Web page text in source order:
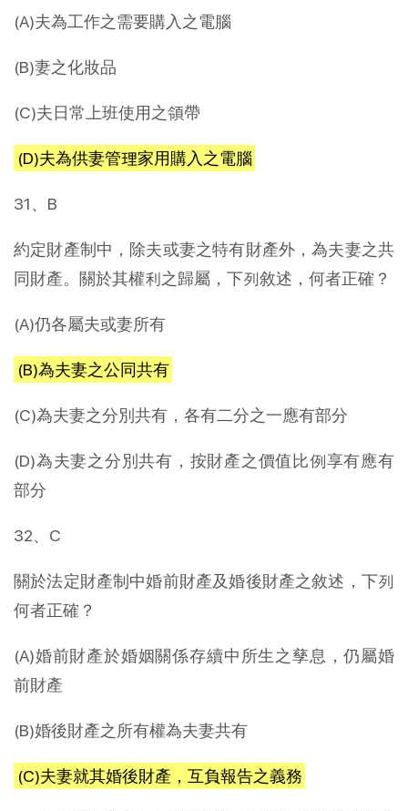
(A)夫為工作之需要購入之電腦
(B)妻之化妝品
(C)夫日常上班使用之領帶
(D)夫為供妻管理家用購入之電腦
31、B
約定財產制中，除夫或妻之特有財產外，為夫妻之共
同財產。關於其權利之歸屬，下列敘述，何者正確？
(A)仍各屬夫或妻所有
(B)為夫妻之公同共有
(C)為夫妻之分別共有，各有二分之一應有部分
(D)為夫妻之分別共有，按財產之價值比例享有應有
部分
32、C
關於法定財產制中婚前財產及婚後財產之敘述，下列
何者正確？
(A)婚前財產於婚姻關係存續中所生之孳息，仍屬婚
前財產
(B)婚後財產之所有權為夫妻共有
(C)夫妻就其婚後財產，互負報告之義務